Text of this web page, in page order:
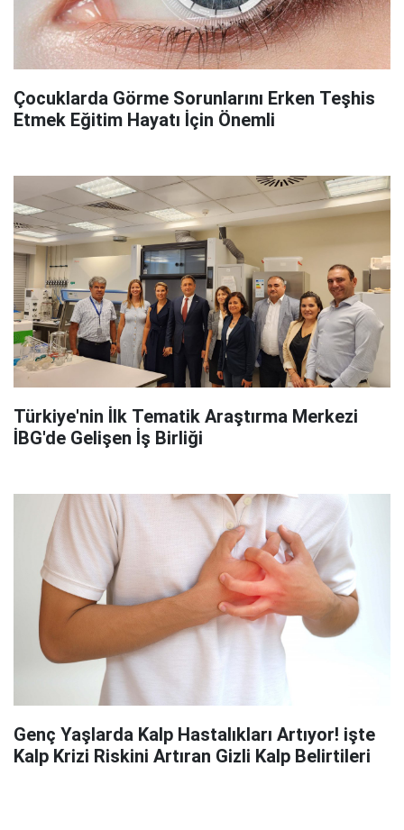
Çocuklarda Görme Sorunlarını Erken Teşhis
Etmek Eğitim Hayatı İçin Önemli
Türkiye'nin İlk Tematik Araştırma Merkezi
İBG'de Gelişen İş Birliği
Genç Yaşlarda Kalp Hastalıkları Artıyor! işte
Kalp Krizi Riskini Artıran Gizli Kalp Belirtileri